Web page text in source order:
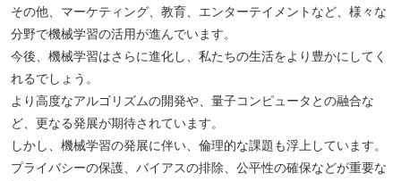
その他、マーケティング、教育、エンターテイメントなど、様々な
分野で機械学習の活用が進んでいます。
今後、機械学習はさらに進化し、私たちの生活をより豊かにしてく
れるでしょう。
より高度なアルゴリズムの開発や、量子コンピュータとの融合な
ど、更なる発展が期待されています。
しかし、機械学習の発展に伴い、倫理的な課題も浮上しています。
プライバシーの保護、バイアスの排除、公平性の確保などが重要な